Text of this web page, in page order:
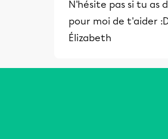
N'hésite pas si tu as
pour moi de t'aider
Élizabeth